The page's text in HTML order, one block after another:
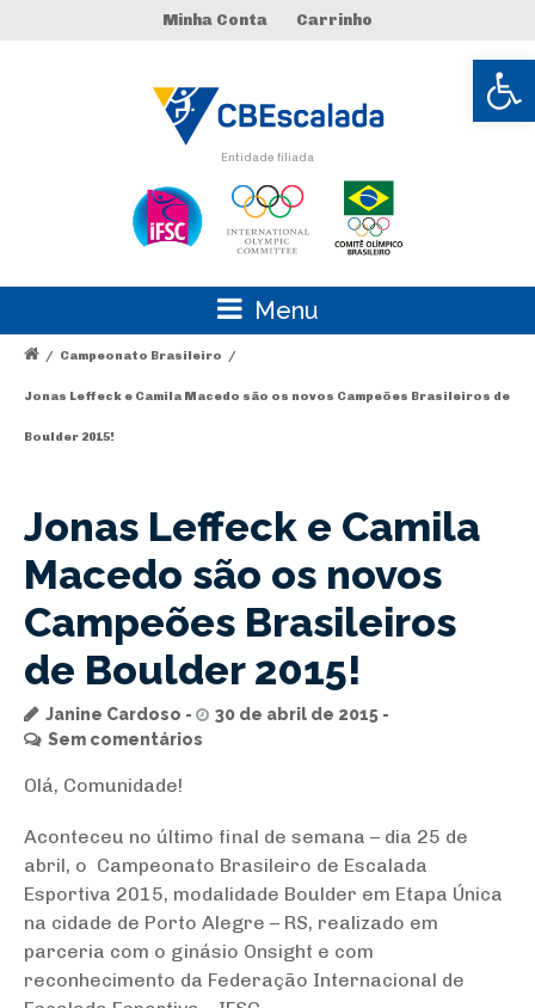
Abrir
Minha Conta Carrinho
Entidade filiada
Menu
/ Campeonato Brasileiro /
Jonas Leffeck e Camila Macedo são os novos Campeões Brasileiros de
Boulder 2015!
Jonas Leffeck e Camila
Macedo são os novos
Campeões Brasileiros
de Boulder 2015!
Janine Cardoso
30 de abril de 2015
Sem comentários
Olá, Comunidade!
Aconteceu no último final de semana – dia 25 de
abril, o Campeonato Brasileiro de Escalada
Esportiva 2015, modalidade Boulder em Etapa Única
na cidade de Porto Alegre – RS, realizado em
parceria com o ginásio Onsight e com
reconhecimento da Federação Internacional de